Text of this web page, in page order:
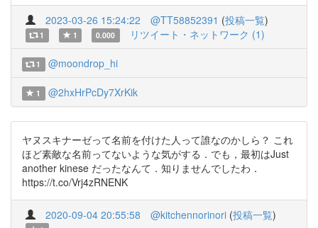
2023-03-26 15:24:22 @TT58852391 (投稿一覧)
1 1 0.000 リツイート・ネットワーク (1)
1 @moondrop_hi
1 @2hxHrPcDy7XrKik
ヤヌスキナーゼって名前を付けた人って誰なのかしら？ これ
ほど素敵な名前ってないような気がする．でも，最初はJust
another kinese だったなんて．知りませんでしたわ．
https://t.co/Vrj4zRNENK
2020-09-04 20:55:58 @kitchennorinori (投稿一覧)